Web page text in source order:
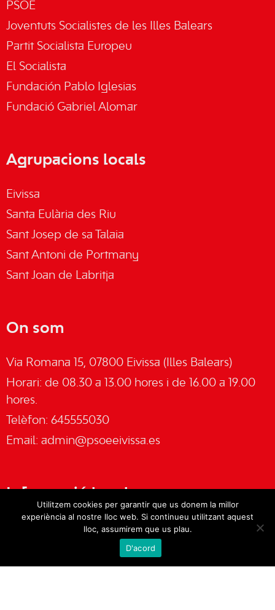
PSOE
Joventuts Socialistes de les Illes Balears
Partit Socialista Europeu
El Socialista
Fundación Pablo Iglesias
Fundació Gabriel Alomar
Agrupacions locals
Eivissa
Santa Eulària des Riu
Sant Josep de sa Talaia
Sant Antoni de Portmany
Sant Joan de Labritja
On som
Via Romana 15, 07800 Eivissa (Illes Balears)
Horari: de 08.30 a 13.00 hores i de 16.00 a 19.00
hores.
Telèfon: 645555030
Email: admin@psoeeivissa.es
Informació legal
Política de privacitat
Utilitzem cookies per garantir que us donem la millor
experiència al nostre lloc web. Si continueu utilitzant aquest
lloc, assumirem que us plau.
D'acord